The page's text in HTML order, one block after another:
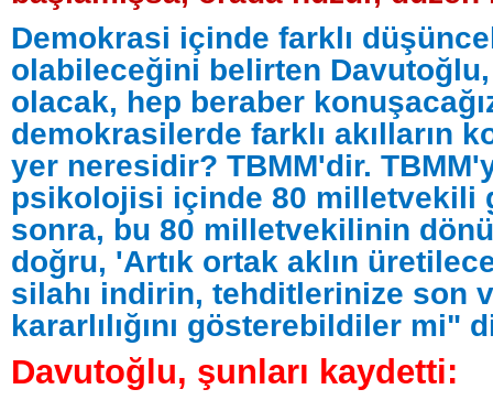
Demokrasi içinde farklı
olabileceğini belirten Davutoğlu,
olacak, hep beraber
demokrasilerde farklı akılların
yer neresidir? TBMM'dir.
psikolojisi içinde 80 milletvekili
sonra, bu 80 milletvekilinin
doğru, 'Artık ortak aklın
silahı indirin, tehditlerinize son
kararlılığını gösterebildiler mi"
Davutoğlu, şunları kaydetti: